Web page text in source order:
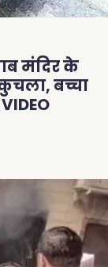
मंदिर के
बच्चा